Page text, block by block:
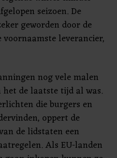
seizoen. De
geworden door de
leverancier,
nog vele malen
de laatste tijd al was.
die burgers en
oppert de
de lidstaten een
Als EU-landen